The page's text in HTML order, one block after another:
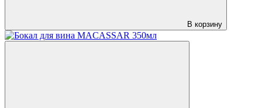
В корзину